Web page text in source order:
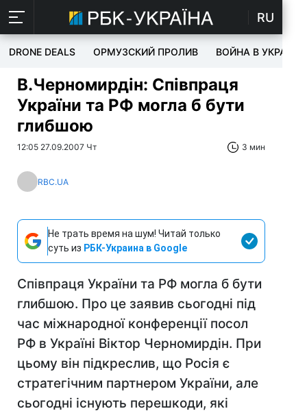
RU
DRONE DEALS ОРМУЗСКИЙ ПРОЛИВ ВОЙНА В УКРАИНЕ
В.Черномирдін: Співпраця
України та РФ могла б бути
глибшою
12:05 27.09.2007 Чт 3 мин
RBC.UA
Не трать время на шум! Читай только
суть из РБК-Украина в Google
Співпраця України та РФ могла б бути
глибшою. Про це заявив сьогодні під
час міжнародної конференції посол
РФ в Україні Віктор Черномирдін. При
цьому він підкреслив, що Росія є
стратегічним партнером України, але
сьогодні існують перешкоди, які